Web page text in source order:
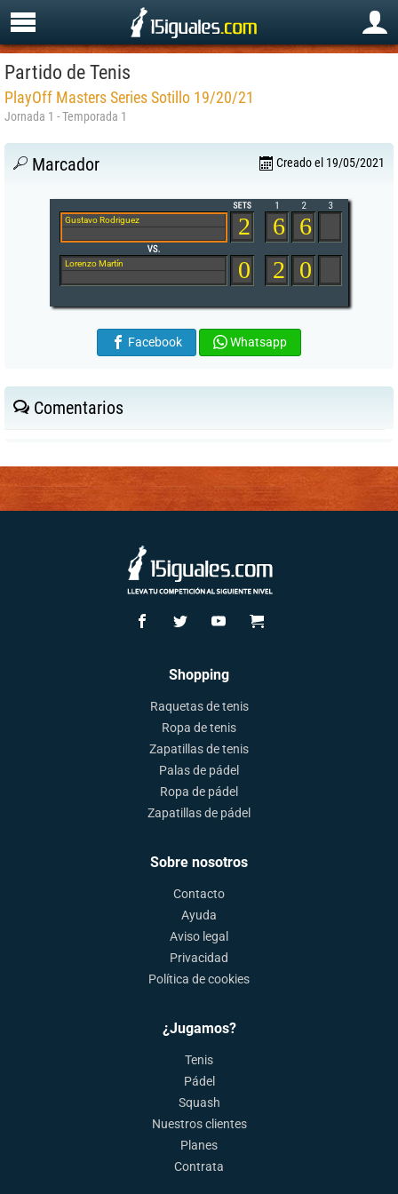
Partido de Tenis
PlayOff Masters Series Sotillo 19/20/21
Jornada 1 - Temporada 1
Marcador Creado el 19/05/2021
Gustavo Rodriguez
Lorenzo Martín
2
0
6 6
2 0
Facebook Whatsapp
Comentarios
Shopping
Raquetas de tenis
Ropa de tenis
Zapatillas de tenis
Palas de pádel
Ropa de pádel
Zapatillas de pádel
Sobre nosotros
Contacto
Ayuda
Aviso legal
Privacidad
Política de cookies
¿Jugamos?
Tenis
Pádel
Squash
Nuestros clientes
Planes
Contrata